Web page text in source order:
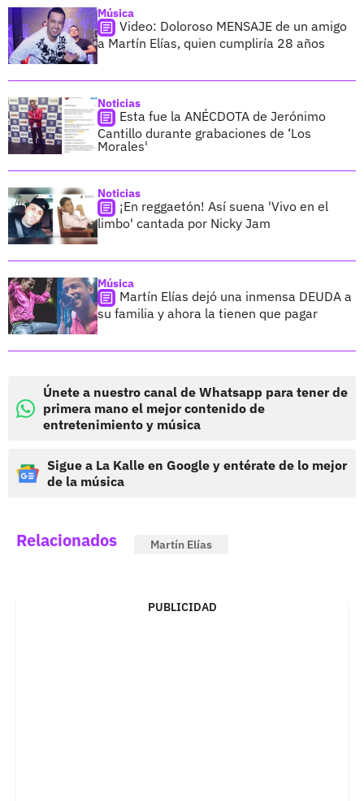
Música
Video: Doloroso MENSAJE de un amigo
a Martín Elías, quien cumpliría 28 años
Noticias
Esta fue la ANÉCDOTA de Jerónimo
Cantillo durante grabaciones de ‘Los
Morales'
Noticias
¡En reggaetón! Así suena 'Vivo en el
limbo' cantada por Nicky Jam
Música
Martín Elías dejó una inmensa DEUDA a
su familia y ahora la tienen que pagar
Únete a nuestro canal de Whatsapp para tener de
primera mano el mejor contenido de
entretenimiento y música
Sigue a La Kalle en Google y entérate de lo mejor
de la música
Relacionados Martín Elías
PUBLICIDAD